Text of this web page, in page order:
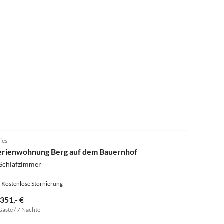
Berg auf dem Bauernhof
Kostenlose Stornierung
€
/ 7 Nächte